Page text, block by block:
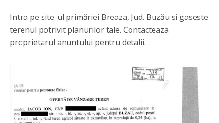
Intra pe site-ul primăriei Breaza, Jud. Buzău si gaseste
terenul potrivit planurilor tale. Contacteaza
proprietarul anuntului pentru detalii.